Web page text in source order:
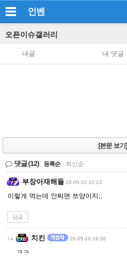
인벤
오픈이슈갤러리
내글 내 댓글
[본문 보기]
댓글(12) 등록순 최신순
부장아재해돌 26-05-10 10:23
이렇게 먹는데 안찌면 쯔양이지;;
답글
치킨 26-05-10 19:38
ㅋㅋ